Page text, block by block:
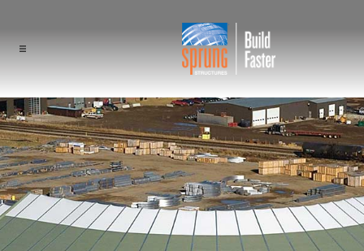
مجالات الاستخدام
المكونات
ميزة Sprung